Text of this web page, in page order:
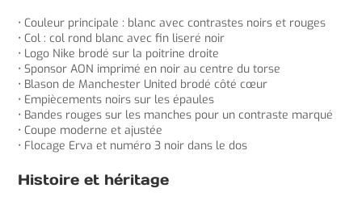
• Couleur principale : blanc avec contrastes noirs et rouges
• Col : col rond blanc avec fin liseré noir
• Logo Nike brodé sur la poitrine droite
• Sponsor AON imprimé en noir au centre du torse
• Blason de Manchester United brodé côté cœur
• Empiècements noirs sur les épaules
• Bandes rouges sur les manches pour un contraste marqué
• Coupe moderne et ajustée
• Flocage Erva et numéro 3 noir dans le dos
Histoire et héritage